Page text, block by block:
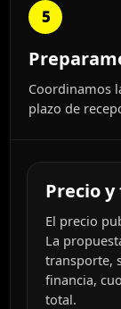
5
Coordinamos
plazo de
Precio
El precio
La
transporte,
financia,
total.